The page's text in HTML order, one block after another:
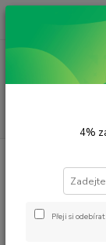
Podběl
4%
Přeji si